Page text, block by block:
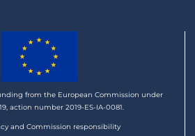
from the European Commission under
action number 2019-ES-IA-0081.
and Commission responsibility